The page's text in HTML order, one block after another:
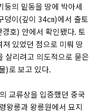
의 밑동을 땅에 박아세
덩이(깊이 34㎝)에서 출토
호) 안에서 확인됐다. 토
있었던 점으로 미뤄 땅
살리려고 의도적으로 묻은
)로 보고 있다.
교류상을 입증했던 중국
왕릉과 왕릉원에서 묘지